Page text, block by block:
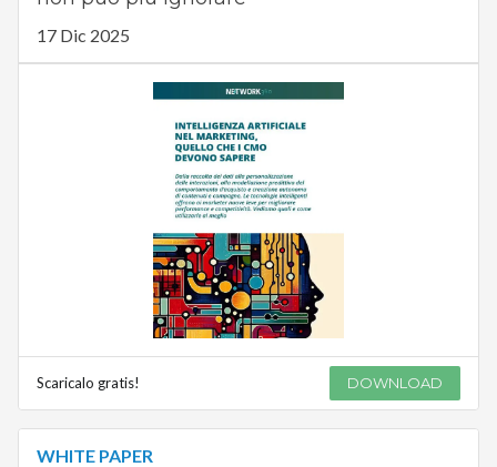
17 Dic 2025
Scaricalo gratis! DOWNLOAD
WHITE PAPER